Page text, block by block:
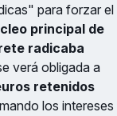
para forzar el
principal de
radicaba
verá obligada a
retenidos
los intereses